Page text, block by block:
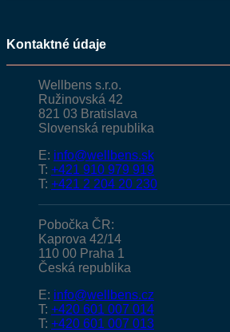
Kontaktné údaje
Wellbens s.r.o.
Ružinovská 42
821 03 Bratislava
Slovenská republika
E: info@wellbens.sk
T: +421 910 979 919
T: +421 2 204 20 230
Pobočka ČR:
Kaprova 42/14
110 00 Praha 1
Česká republika
E: info@wellbens.cz
T: +420 601 007 014
T: +420 601 007 013